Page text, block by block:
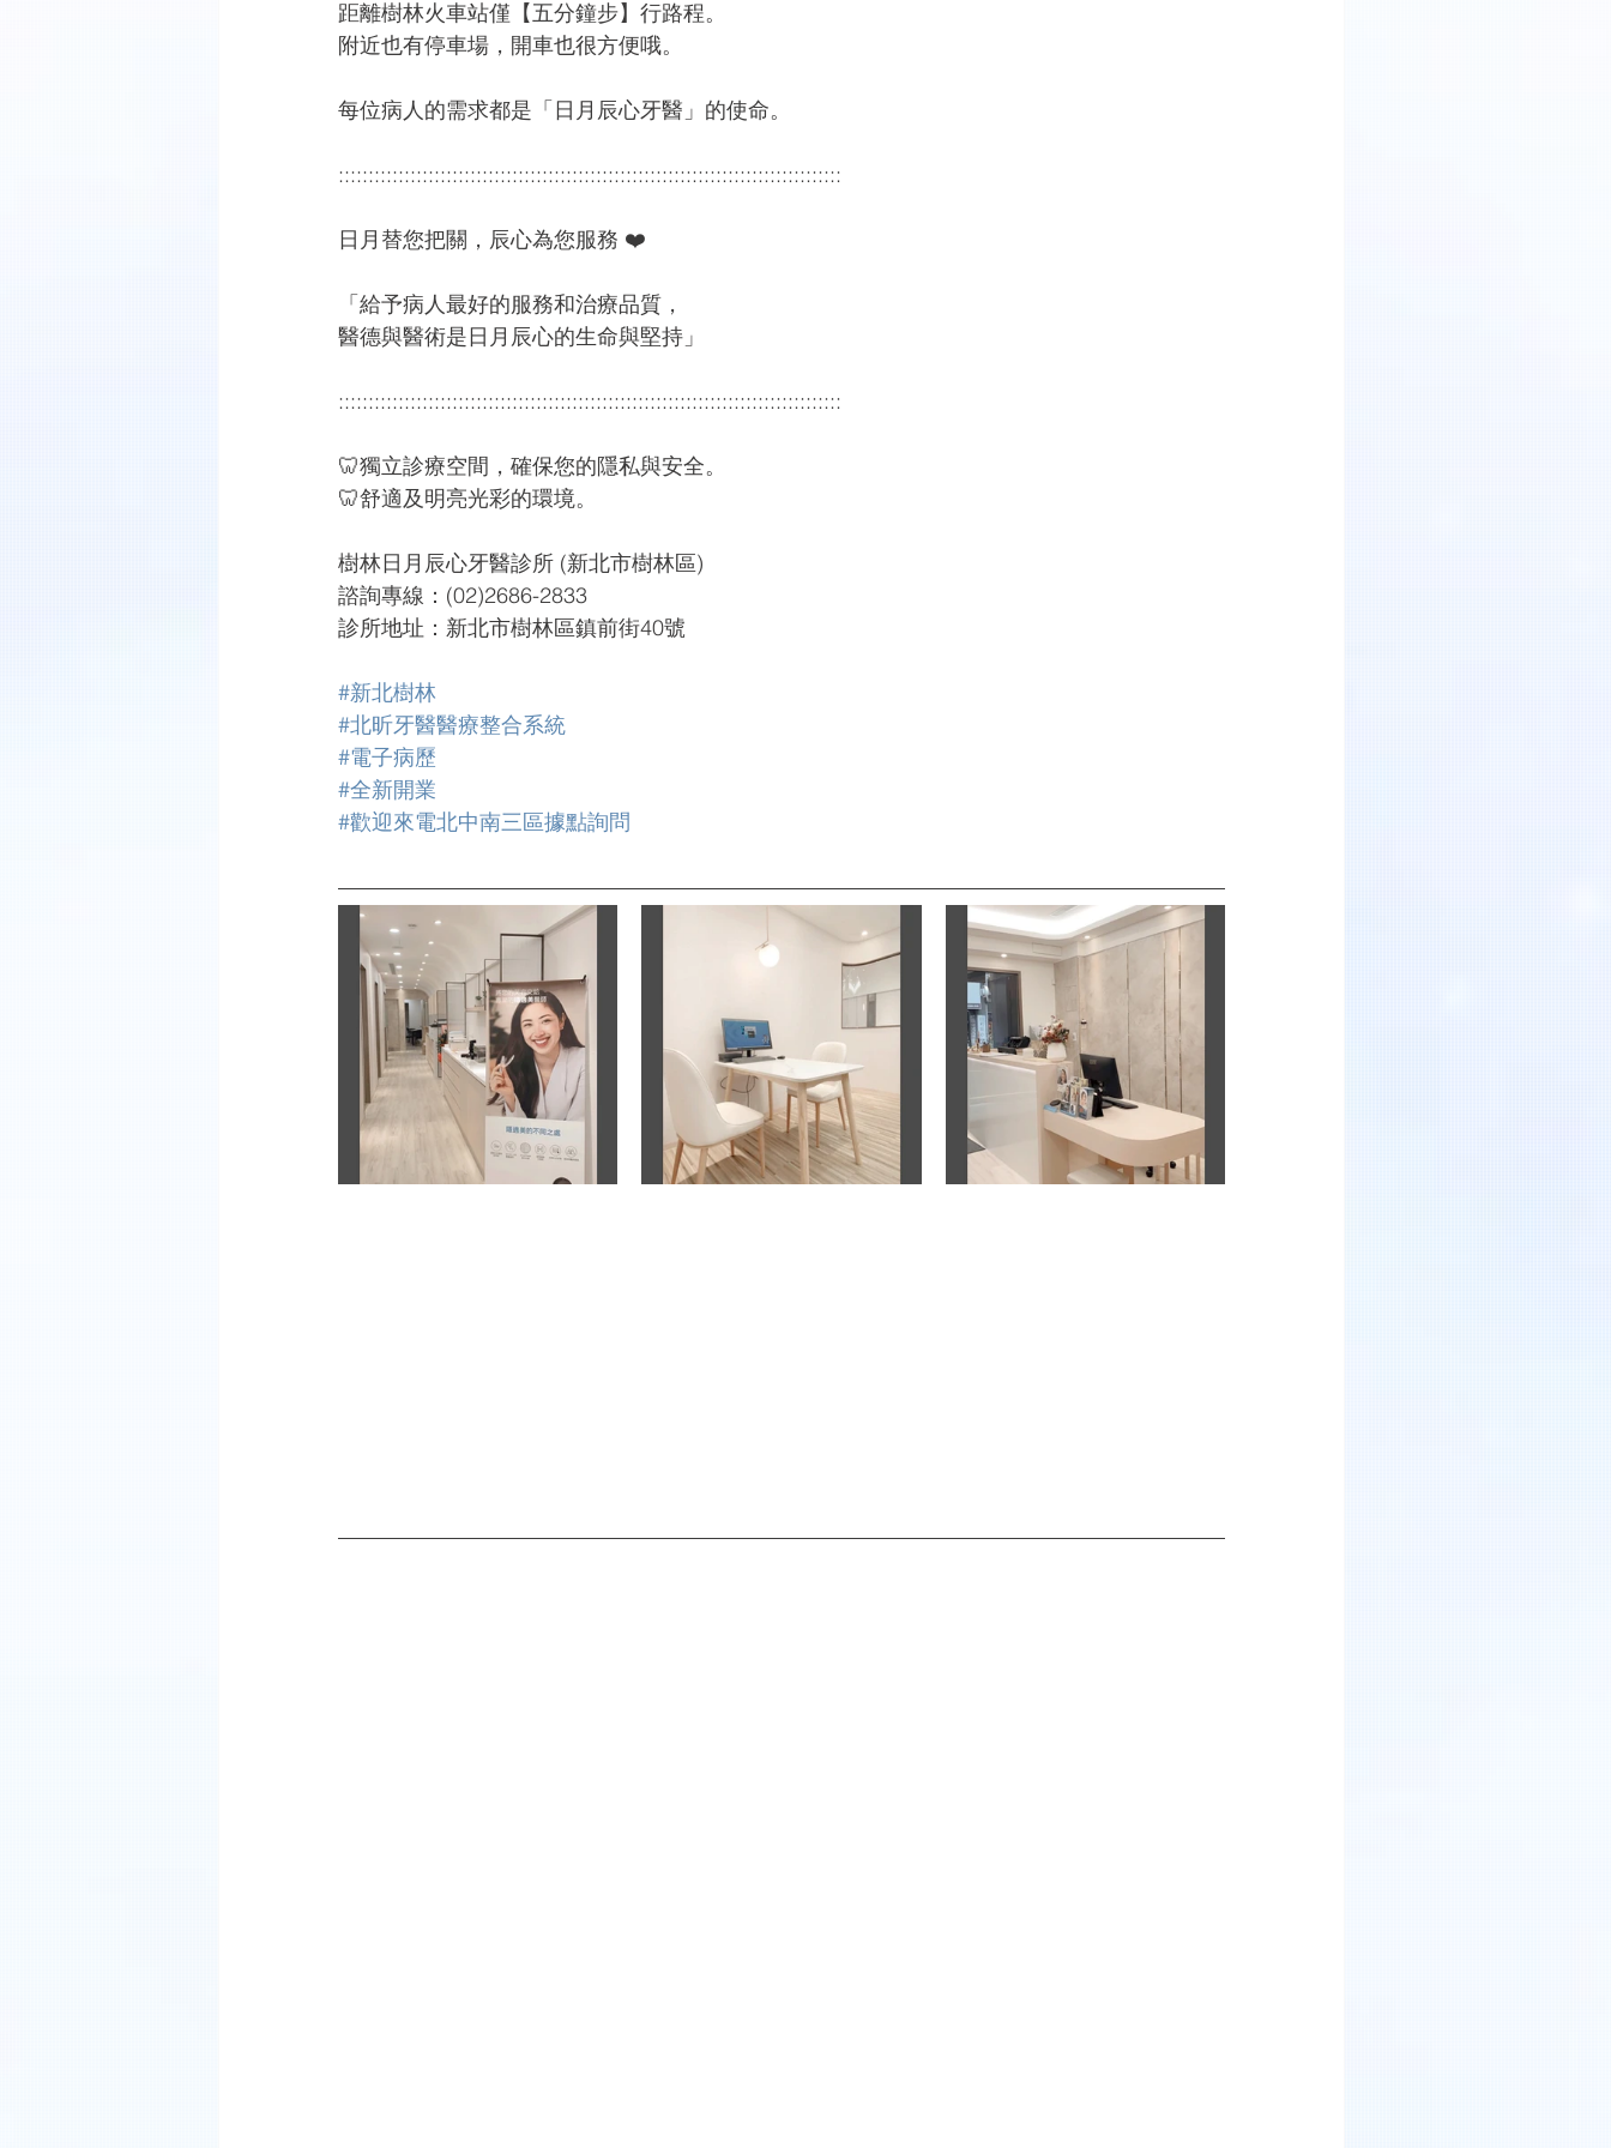
距離樹林火車站僅【五分鐘步】行路程。
附近也有停車場，開車也很方便哦。
每位病人的需求都是「日月辰心牙醫」的使命。
::::::::::::::::::::::::::::::::::::::::::::::::::::::::::::::::::::::::::::::::::::
日月替您把關，辰心為您服務 ❤️
「給予病人最好的服務和治療品質，
醫德與醫術是日月辰心的生命與堅持」
::::::::::::::::::::::::::::::::::::::::::::::::::::::::::::::::::::::::::::::::::::
🦷獨立診療空間，確保您的隱私與安全。
🦷舒適及明亮光彩的環境。
樹林日月辰心牙醫診所 (新北市樹林區)
諮詢專線：(02)2686-2833
診所地址：新北市樹林區鎮前街40號
#新北樹林
#北昕牙醫醫療整合系統
#電子病歷
#全新開業
#歡迎來電北中南三區據點詢問